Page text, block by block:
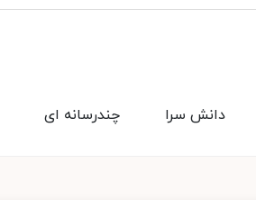
چندرسانه ای دانش سرا